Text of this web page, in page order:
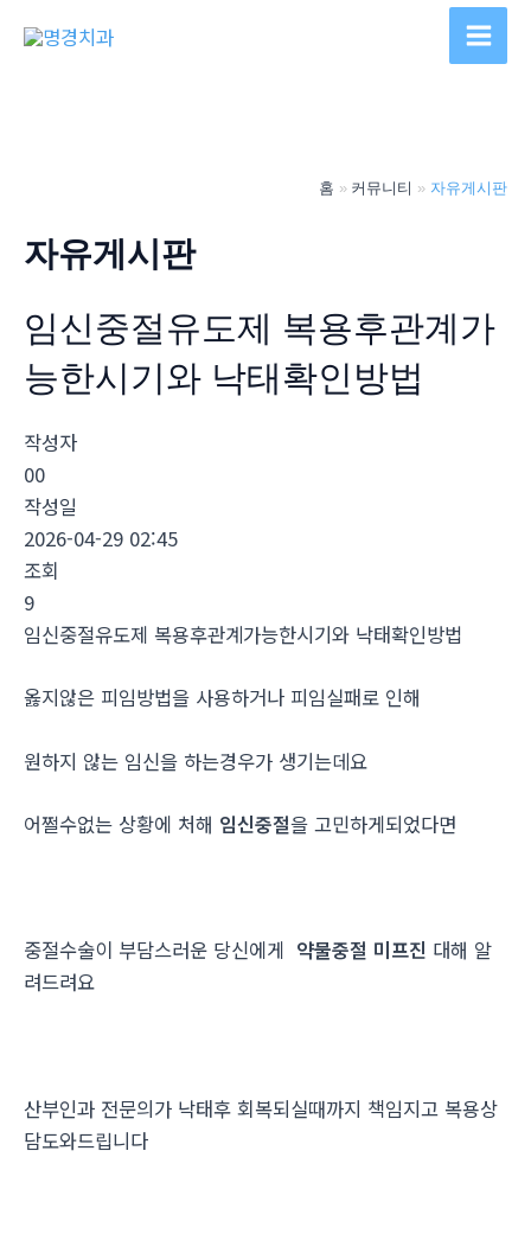
Main
홈 커뮤니티 자유게시판
자유게시판
임신중절유도제 복용후관계가
능한시기와 낙태확인방법
작성자
00
작성일
2026-04-29 02:45
조회
9
임신중절유도제 복용후관계가능한시기와 낙태확인방법
옳지않은 피임방법을 사용하거나 피임실패로 인해
원하지 않는 임신을 하는경우가 생기는데요
어쩔수없는 상황에 처해 임신중절을 고민하게되었다면
중절수술이 부담스러운 당신에게 약물중절 미프진 대해 알
려드려요
산부인과 전문의가 낙태후 회복되실때까지 책임지고 복용상
담도와드립니다